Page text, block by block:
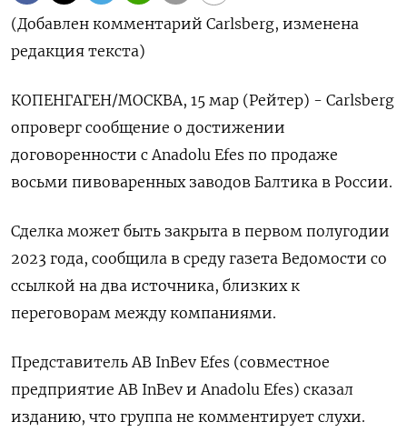
(Добавлен комментарий Carlsberg, изменена
редакция текста)
КОПЕНГАГЕН/МОСКВА, 15 мар (Рейтер) - Carlsberg
опроверг сообщение о достижении
договоренности с Anadolu Efes по продаже
восьми пивоваренных заводов Балтика в России.
Сделка может быть закрыта в первом полугодии
2023 года, сообщила в среду газета Ведомости со
ссылкой на два источника, близких к
переговорам между компаниями.
Представитель AB InBev Efes (совместное
предприятие AB InBev и Anadolu Efes) сказал
изданию, что группа не комментирует слухи.